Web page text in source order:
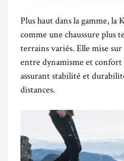
Plus haut dans la gamme, la
comme une chaussure plus
terrains variés. Elle mise
entre dynamisme et confort
assurant stabilité et
distances.